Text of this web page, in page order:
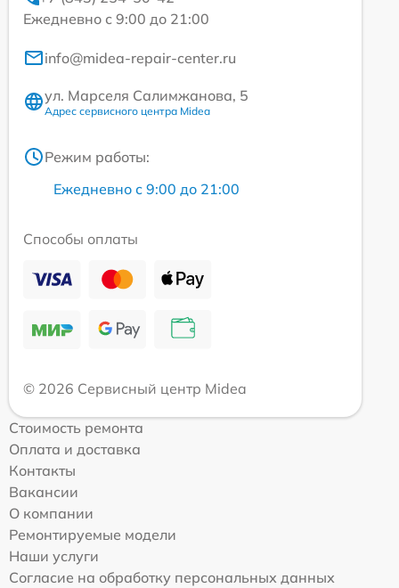
Ежедневно с 9:00 до 21:00
info@midea-repair-center.ru
ул. Марселя Салимжанова, 5
Адрес сервисного центра Midea
Режим работы:
Ежедневно с 9:00 до 21:00
Способы оплаты
© 2026 Сервисный центр Midea
Стоимость ремонта
Оплата и доставка
Контакты
Вакансии
О компании
Ремонтируемые модели
Наши услуги
Согласие на обработку персональных данных